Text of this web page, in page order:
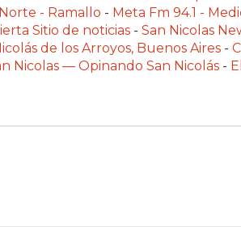
- Ramallo - Meta Fm 94.1 -
Sitio de noticias - San Nicolas
de los Arroyos, Buenos Aires -
Nicolas — Opinando San Nicolás -